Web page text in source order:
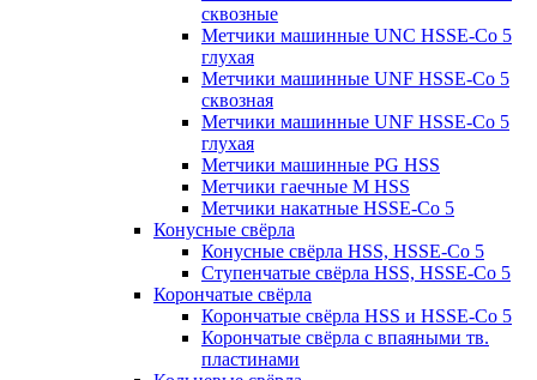
сквозные
Метчики машинные UNC HSSE-Co 5
глухая
Метчики машинные UNF HSSE-Co 5
сквозная
Метчики машинные UNF HSSE-Co 5
глухая
Метчики машинные PG HSS
Метчики гаечные M HSS
Метчики накатные HSSE-Co 5
Конусные свёрла
Конусные свёрла HSS, HSSE-Co 5
Ступенчатые свёрла HSS, HSSE-Co 5
Корончатые свёрла
Корончатые свёрла HSS и HSSE-Co 5
Корончатые свёрла с впаяными тв.
пластинами